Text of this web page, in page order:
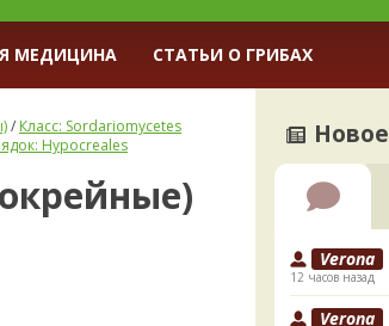
МЕДИЦИНА СТАТЬИ О ГРИБАХ
/ Класс: Sordariomycetes
Hypocreales
Новое
Verona
12 часов назад
Verona